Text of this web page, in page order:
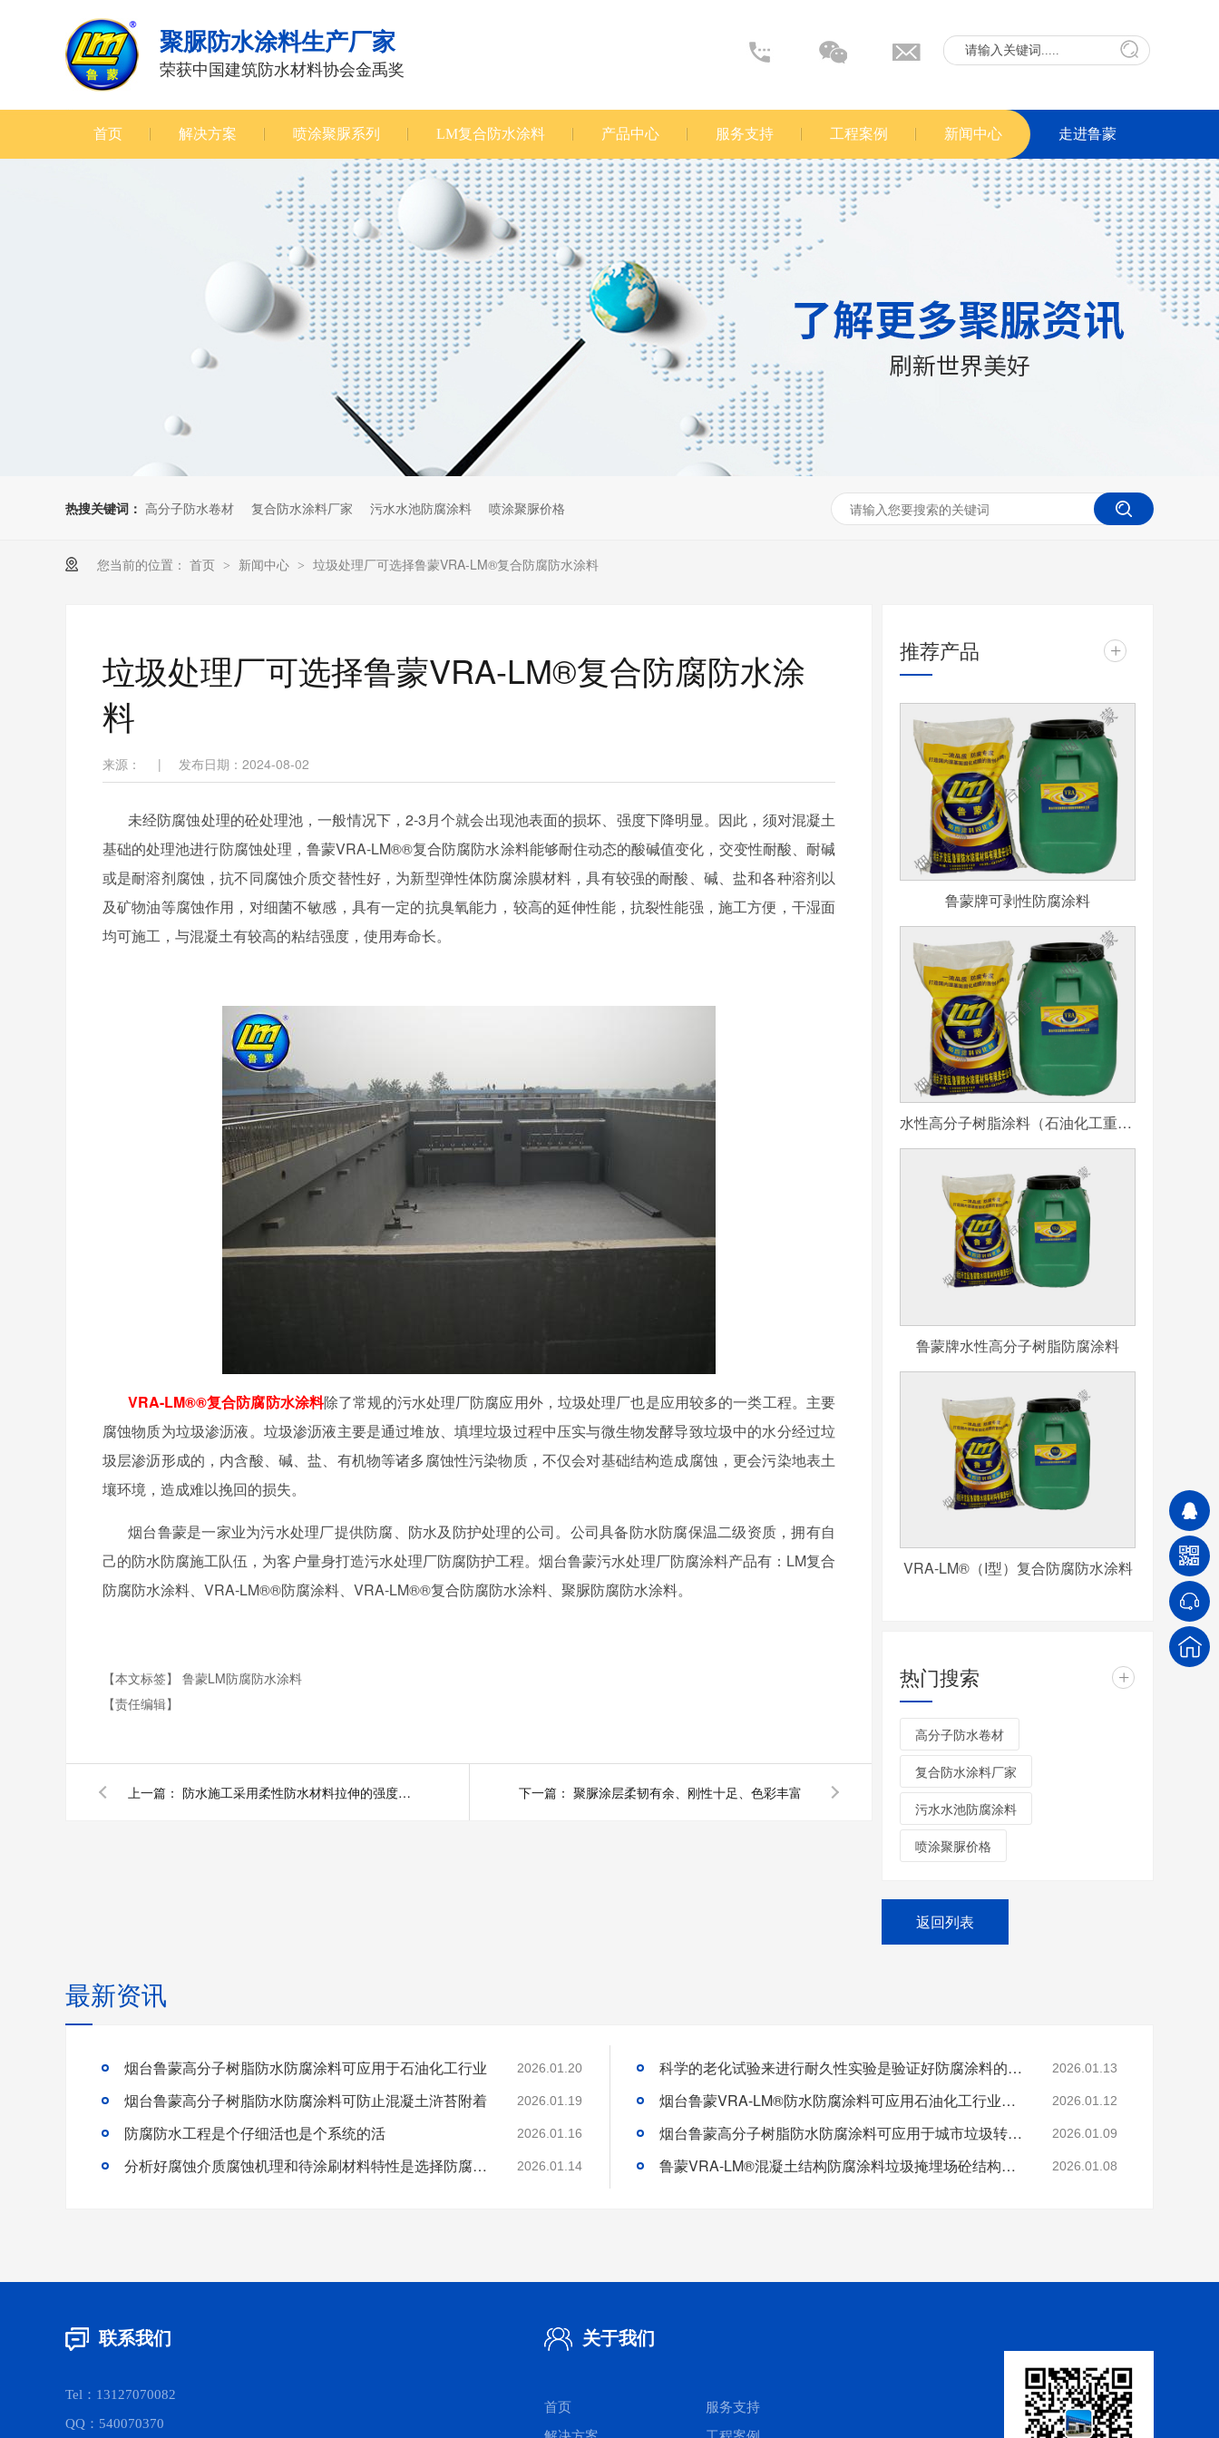
聚脲防水涂料生产厂家
荣获中国建筑防水材料协会金禹奖
首页 解决方案 喷涂聚脲系列 LM复合防水涂料 产品中心 服务支持 工程案例 新闻中心 走进鲁蒙
热搜关键词： 高分子防水卷材 复合防水涂料厂家 污水水池防腐涂料 喷涂聚脲价格
您当前的位置： 首页 > 新闻中心 > 垃圾处理厂可选择鲁蒙VRA-LM®复合防腐防水涂料
垃圾处理厂可选择鲁蒙VRA-LM®复合防腐防水涂
料
来源： | 发布日期：2024-08-02
未经防腐蚀处理的砼处理池，一般情况下，2-3月个就会出现池表面的损坏、强度下降明显。因此，须对混凝土
基础的处理池进行防腐蚀处理，鲁蒙VRA-LM®®复合防腐防水涂料能够耐住动态的酸碱值变化，交变性耐酸、耐碱
或是耐溶剂腐蚀，抗不同腐蚀介质交替性好，为新型弹性体防腐涂膜材料，具有较强的耐酸、碱、盐和各种溶剂以
及矿物油等腐蚀作用，对细菌不敏感，具有一定的抗臭氧能力，较高的延伸性能，抗裂性能强，施工方便，干湿面
均可施工，与混凝土有较高的粘结强度，使用寿命长。
VRA-LM®®复合防腐防水涂料除了常规的污水处理厂防腐应用外，垃圾处理厂也是应用较多的一类工程。主要
腐蚀物质为垃圾渗沥液。垃圾渗沥液主要是通过堆放、填埋垃圾过程中压实与微生物发酵导致垃圾中的水分经过垃
圾层渗沥形成的，内含酸、碱、盐、有机物等诸多腐蚀性污染物质，不仅会对基础结构造成腐蚀，更会污染地表土
壤环境，造成难以挽回的损失。
烟台鲁蒙是一家业为污水处理厂提供防腐、防水及防护处理的公司。公司具备防水防腐保温二级资质，拥有自
己的防水防腐施工队伍，为客户量身打造污水处理厂防腐防护工程。烟台鲁蒙污水处理厂防腐涂料产品有： LM复合
防腐防水涂料、 VRA-LM®®防腐涂料、 VRA-LM®®复合防腐防水涂料、聚脲防腐防水涂料。
【本文标签】 鲁蒙LM防腐防水涂料
【责任编辑】
上一篇： 防水施工采用柔性防水材料拉伸的强度更好，不容易开裂 下一篇： 聚脲涂层柔韧有余、刚性十足、色彩丰富
推荐产品 +
鲁蒙牌可剥性防腐涂料
水性高分子树脂涂料（石油化工重防腐用）
鲁蒙牌水性高分子树脂防腐涂料
VRA-LM®（I型）复合防腐防水涂料
热门搜索 +
高分子防水卷材
复合防水涂料厂家
污水水池防腐涂料
喷涂聚脲价格
返回列表
最新资讯
烟台鲁蒙高分子树脂防水防腐涂料可应用于石油化工行业 2026.01.20
烟台鲁蒙高分子树脂防水防腐涂料可防止混凝土浒苔附着 2026.01.19
防腐防水工程是个仔细活也是个系统的活 2026.01.16
分析好腐蚀介质腐蚀机理和待涂刷材料特性是选择防腐涂料的基础 2026.01.14
科学的老化试验来进行耐久性实验是验证好防腐涂料的途径 2026.01.13
烟台鲁蒙VRA-LM®防水防腐涂料可应用石油化工行业防腐防水 2026.01.12
烟台鲁蒙高分子树脂防水防腐涂料可应用于城市垃圾转运车 2026.01.09
鲁蒙VRA-LM®混凝土结构防腐涂料垃圾掩埋场砼结构防腐 2026.01.08
联系我们
Tel：13127070082
QQ：540070370
关于我们
首页
服务支持